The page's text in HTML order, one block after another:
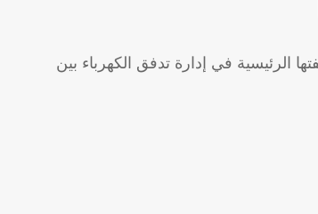
في إدارة تدفق الكهرباء بين